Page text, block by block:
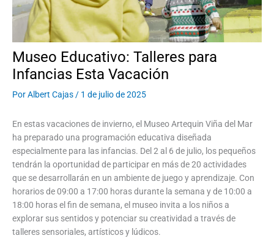
Museo Educativo: Talleres para
Infancias Esta Vacación
PorAlbert Cajas / 1 de julio de 2025
En estas vacaciones de invierno, el Museo Artequin Viña del Mar
ha preparado una programación educativa diseñada
especialmente para las infancias. Del 2 al 6 de julio, los pequeños
tendrán la oportunidad de participar en más de 20 actividades
que se desarrollarán en un ambiente de juego y aprendizaje. Con
horarios de 09:00 a 17:00 horas durante la semana y de 10:00 a
18:00 horas el fin de semana, el museo invita a los niños a
explorar sus sentidos y potenciar su creatividad a través de
talleres sensoriales, artísticos y lúdicos.